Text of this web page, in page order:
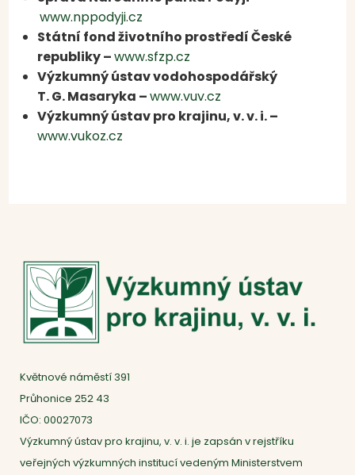
www.nppodyji.cz
Státní fond životního prostředí České
republiky –www.sfzp.cz
Výzkumný ústav vodohospodářský
T. G. Masaryka –www.vuv.cz
Výzkumný ústav pro krajinu, v. v. i. –
www.vukoz.cz
Květnové náměstí 391
Průhonice 252 43
IČO: 00027073
Výzkumný ústav pro krajinu, v. v. i. je zapsán v rejstříku
veřejných výzkumných institucí vedeným Ministerstvem